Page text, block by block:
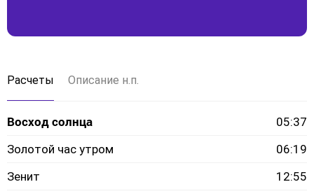
Расчеты Описание н.п.
Восход солнца
05:37
Золотой час утром
06:19
Зенит
12:55